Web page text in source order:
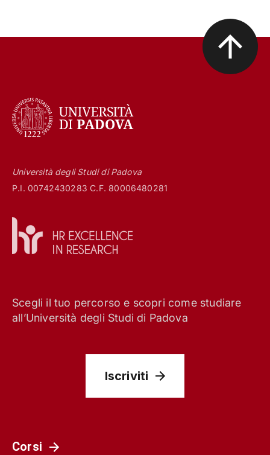
Università degli Studi di Padova
P.I. 00742430283 C.F. 80006480281
Scegli il tuo percorso e scopri come studiare
all’Università degli Studi di Padova
Iscriviti
Corsi